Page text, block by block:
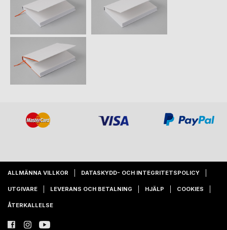
ALLMÄNNA VILLKOR DATASKYDD- OCH INTEGRITETSPOLICY
UTGIVARE LEVERANS OCH BETALNING HJÄLP COOKIES
ÅTERKALLELSE